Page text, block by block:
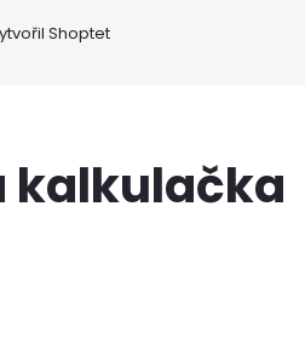
Shoptet
kalkulačka